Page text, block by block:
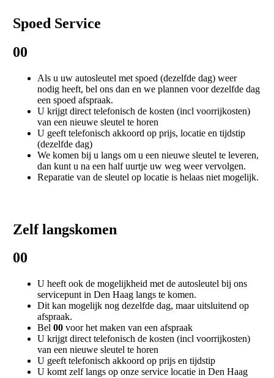
Spoed Service
00
Als u uw autosleutel met spoed (dezelfde dag) weer
nodig heeft, bel ons dan en we plannen voor dezelfde dag
een spoed afspraak.
U krijgt direct telefonisch de kosten (incl voorrijkosten)
van een nieuwe sleutel te horen
U geeft telefonisch akkoord op prijs, locatie en tijdstip
(dezelfde dag)
We komen bij u langs om u een nieuwe sleutel te leveren,
dan kunt u na een half uurtje uw weg weer vervolgen.
Reparatie van de sleutel op locatie is helaas niet mogelijk.
Zelf langskomen
00
U heeft ook de mogelijkheid met de autosleutel bij ons
servicepunt in Den Haag langs te komen.
Dit kan mogelijk nog dezelfde dag, maar uitsluitend op
afspraak.
Bel00 voor het maken van een afspraak
U krijgt direct telefonisch de kosten (incl voorrijkosten)
van een nieuwe sleutel te horen
U geeft telefonisch akkoord op prijs en tijdstip
U komt zelf langs op onze service locatie in Den Haag